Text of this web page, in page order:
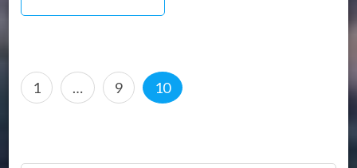
Pagination
des
Page
1 … Page
9 Page
10